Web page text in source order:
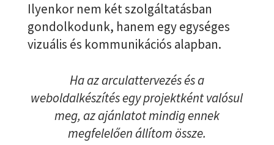
Ilyenkor nem két szolgáltatásban
gondolkodunk, hanem egy egységes
vizuális és kommunikációs alapban.
Ha az arculattervezés és a
weboldalkészítés egy projektként valósul
meg, az ajánlatot mindig ennek
megfelelően állítom össze.